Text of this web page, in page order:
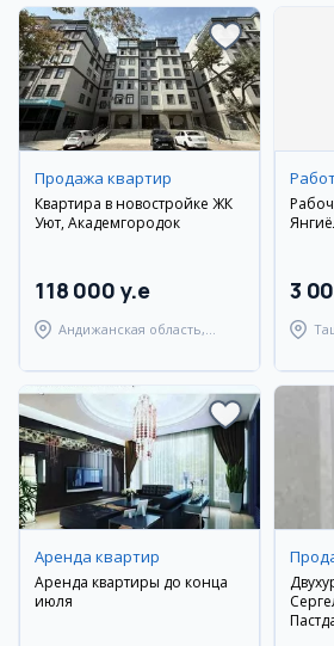
Продажа квартир
Квартира в новостройке ЖК
Уют, Академгородок
118 000 y.e
Андижанская область,
3
Аренда квартир
Аренда квартиры до конца
июля